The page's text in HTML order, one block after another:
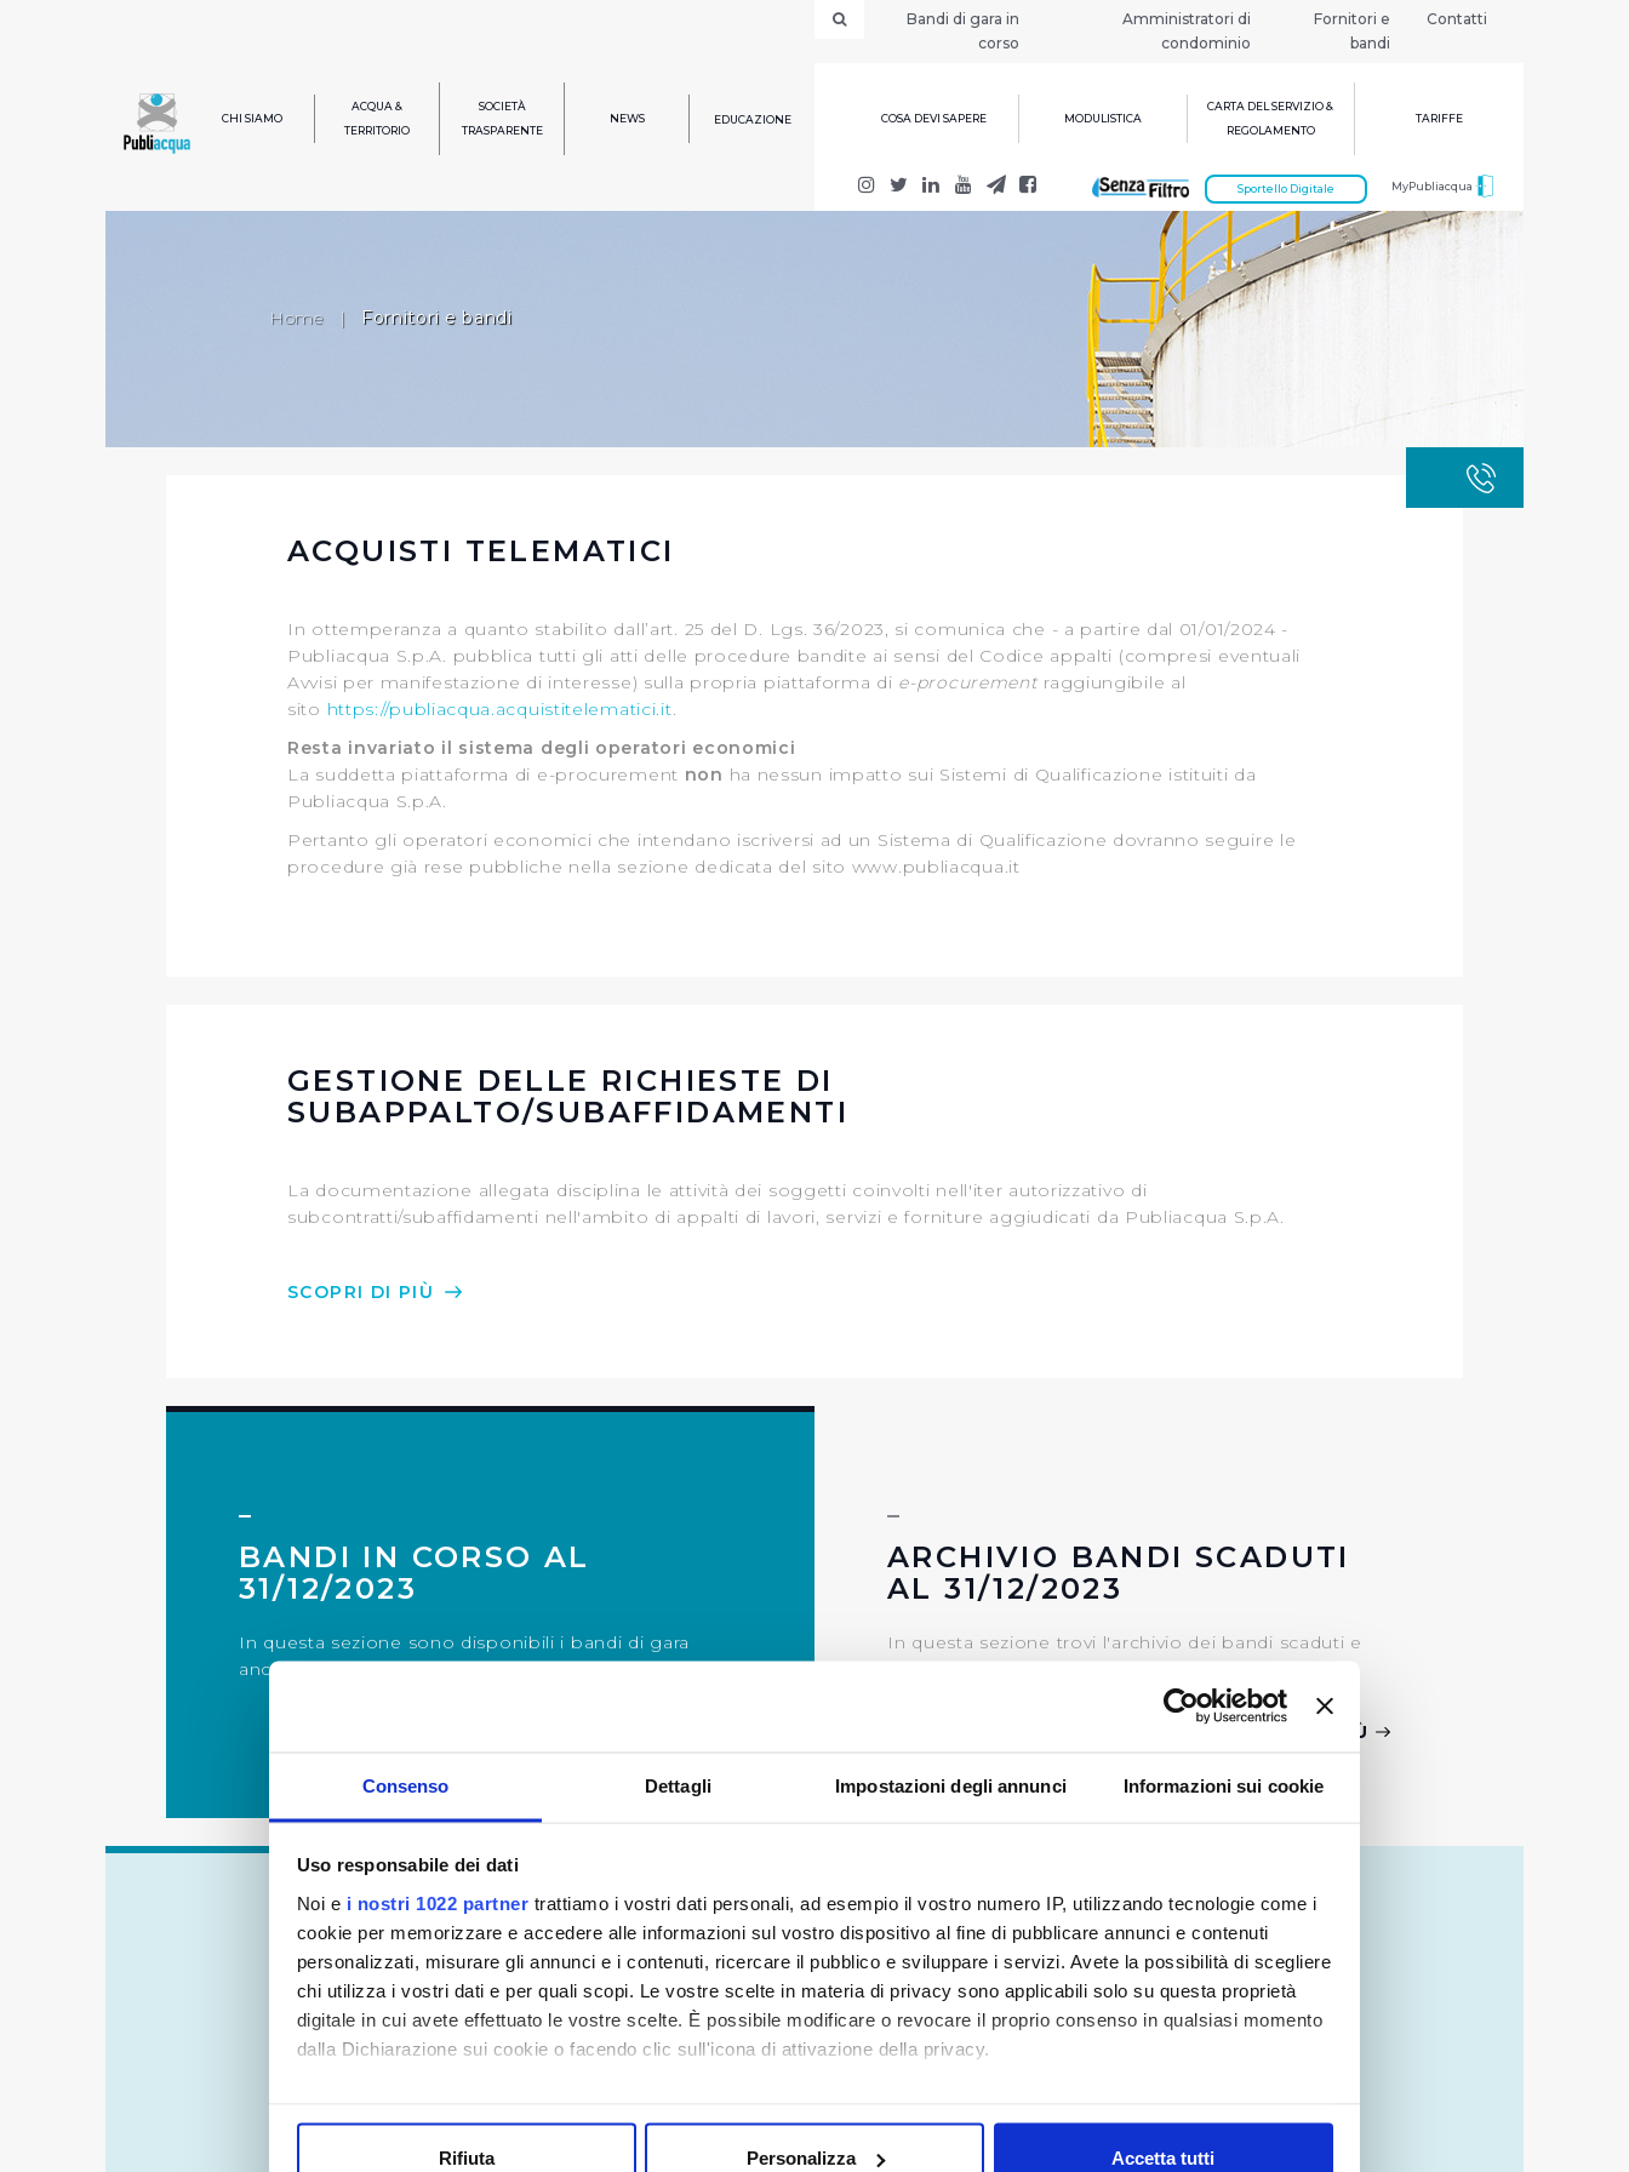
Consenso Dettagli Impostazioni degli annunci Informazioni sui cookie
Uso responsabile dei dati
Noi e i nostri 1022 partner trattiamo i vostri dati personali, ad esempio il vostro numero IP, utilizzando tecnologie come i
cookie per memorizzare e accedere alle informazioni sul vostro dispositivo al fine di pubblicare annunci e contenuti
personalizzati, misurare gli annunci e i contenuti, ricercare il pubblico e sviluppare i servizi. Avete la possibilità di scegliere
chi utilizza i vostri dati e per quali scopi. Le vostre scelte in materia di privacy sono applicabili solo su questa proprietà
digitale in cui avete effettuato le vostre scelte. È possibile modificare o revocare il proprio consenso in qualsiasi momento
dalla Dichiarazione sui cookie o facendo clic sull'icona di attivazione della privacy.
Rifiuta Personalizza Accetta tutti
Bandi di gara in
corso
Amministratori di
condominio
Fornitori e
bandi
Contatti
CHI SIAMO
ACQUA &
TERRITORIO
SOCIETÀ
TRASPARENTE
NEWS EDUCAZIONE COSA DEVI SAPERE MODULISTICA
CARTA DEL SERVIZIO &
REGOLAMENTO
TARIFFE
MyPubliacqua
Sportello Digitale
Home | Fornitori e bandi
ACQUISTI TELEMATICI
In ottemperanza a quanto stabilito dall’art. 25 del D. Lgs. 36/2023, si comunica che - a partire dal 01/01/2024 -
Publiacqua S.p.A. pubblica tutti gli atti delle procedure bandite ai sensi del Codice appalti (compresi eventuali
Avvisi per manifestazione di interesse) sulla propria piattaforma di e-procurement raggiungibile al
sito https://publiacqua.acquistitelematici.it.
Resta invariato il sistema degli operatori economici
La suddetta piattaforma di e-procurement non ha nessun impatto sui Sistemi di Qualificazione istituiti da
Publiacqua S.p.A.
Pertanto gli operatori economici che intendano iscriversi ad un Sistema di Qualificazione dovranno seguire le
procedure già rese pubbliche nella sezione dedicata del sito www.publiacqua.it
GESTIONE DELLE RICHIESTE DI
SUBAPPALTO/SUBAFFIDAMENTI
La documentazione allegata disciplina le attività dei soggetti coinvolti nell'iter autorizzativo di
subcontratti/subaffidamenti nell'ambito di appalti di lavori, servizi e forniture aggiudicati da Publiacqua S.p.A.
SCOPRI DI PIÙ
BANDI IN CORSO AL
31/12/2023
In questa sezione sono disponibili i bandi di gara
ancora in corso
ARCHIVIO BANDI SCADUTI
AL 31/12/2023
In questa sezione trovi l'archivio dei bandi scaduti e
SCOPRI DI PIÙ
FORNITORI E BANDI
REGOLAMENTO